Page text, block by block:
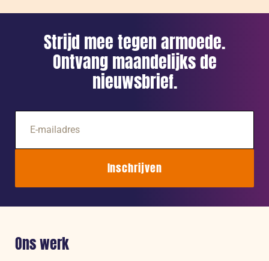
miljoenen
richting
honger
te
Strijd mee tegen armoede.
Ontvang maandelijks de
nieuwsbrief.
mailadres
Inschrijven
Ons werk